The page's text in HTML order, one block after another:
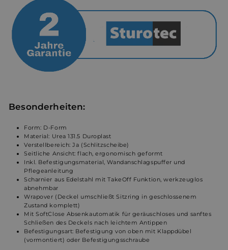
Besonderheiten:
Form: D-Form
Material: Urea 131.5 Duroplast
Verstellbereich: Ja (Schlitzscheibe)
Seitliche Ansicht: flach, ergonomisch geformt
Inkl. Befestigungsmaterial, Wandanschlagspuffer und
Pflegeanleitung
Scharnier aus Edelstahl mit TakeOff Funktion, werkzeuglos
abnehmbar
Wrapover (Deckel umschließt Sitzring in geschlossenem
Zustand komplett)
Mit SoftClose Absenkautomatik für geräuschloses und sanftes
Schließen des Deckels nach leichtem Antippen
Befestigungsart: Befestigung von oben mit Klappdübel
(vormontiert) oder Befestigungsschraube